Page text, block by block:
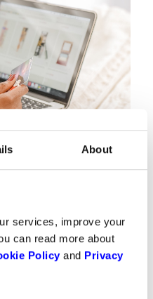
About
services, improve your
can read more about
Policy and Privacy
som gjør at en
sikker, dette kan for